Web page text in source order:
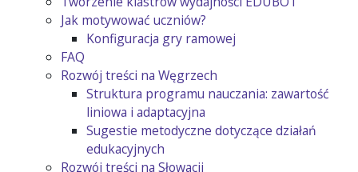
Jak motywować uczniów?
Konfiguracja gry ramowej
FAQ
Rozwój treści na Węgrzech
Struktura programu nauczania: zawartość
liniowa i adaptacyjna
Sugestie metodyczne dotyczące działań
edukacyjnych
Rozwój treści na Słowacji